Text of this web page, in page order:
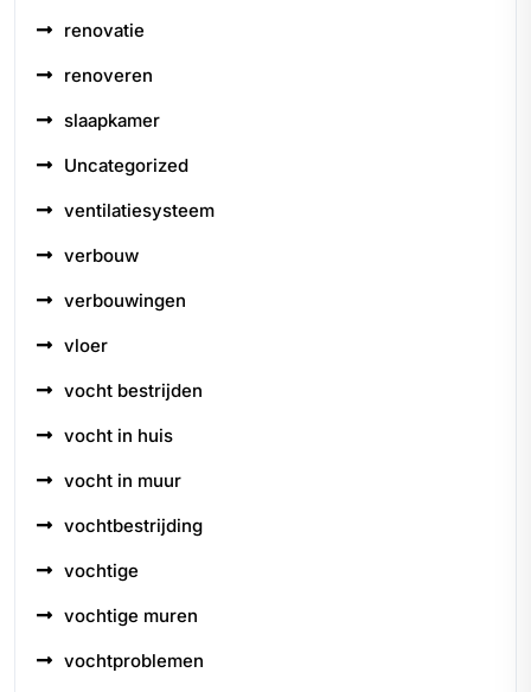
renovatie
renoveren
slaapkamer
Uncategorized
ventilatiesysteem
verbouw
verbouwingen
vloer
vocht bestrijden
vocht in huis
vocht in muur
vochtbestrijding
vochtige
vochtige muren
vochtproblemen